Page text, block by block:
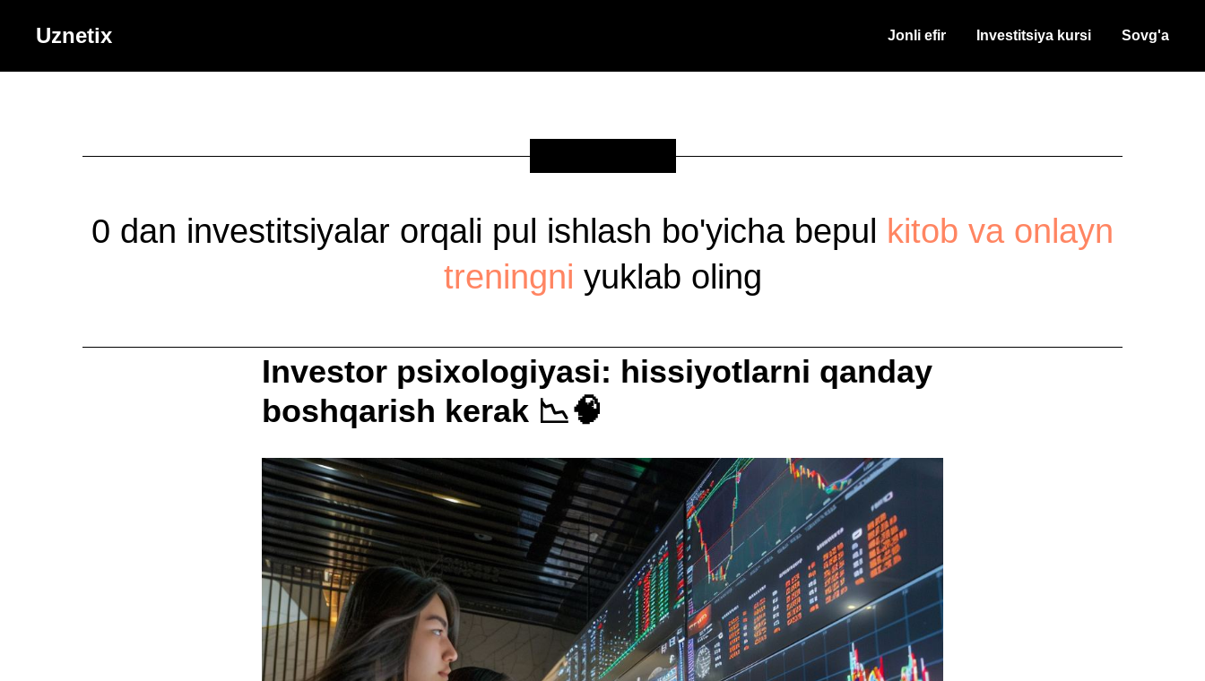
Uznetix Jonli efir Investitsiya kursi Sovg'a
0 dan investitsiyalar orqali pul ishlash bo'yicha bepul
kitob va onlayn
treningni yuklab oling
Investor psixologiyasi: hissiyotlarni qanday
boshqarish kerak 📉🧠